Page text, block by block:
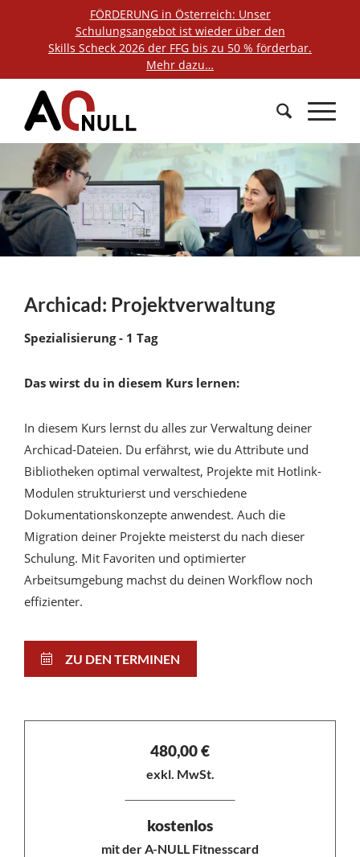
FÖRDERUNG in Österreich: Unser
Schulungsangebot ist wieder über den
Skills Scheck 2026 der FFG bis zu 50 % förderbar.
Mehr dazu…
Archicad: Projektverwaltung
Spezialisierung - 1 Tag
Das wirst du in diesem Kurs lernen:
In diesem Kurs lernst du alles zur Verwaltung deiner
Archicad-Dateien. Du erfährst, wie du Attribute und
Bibliotheken optimal verwaltest, Projekte mit Hotlink-
Modulen strukturierst und verschiedene
Dokumentationskonzepte anwendest. Auch die
Migration deiner Projekte meisterst du nach dieser
Schulung. Mit Favoriten und optimierter
Arbeitsumgebung machst du deinen Workflow noch
effizienter.
ZU DEN TERMINEN
480,00€
exkl. MwSt.
kostenlos
mit der A-NULL Fitnesscard